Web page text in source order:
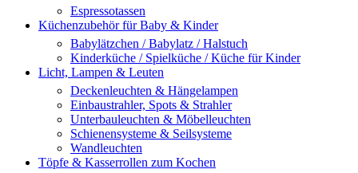
Espressotassen
Küchenzubehör für Baby & Kinder
Babylätzchen / Babylatz / Halstuch
Kinderküche / Spielküche / Küche für Kinder
Licht, Lampen & Leuten
Deckenleuchten & Hängelampen
Einbaustrahler, Spots & Strahler
Unterbauleuchten & Möbelleuchten
Schienensysteme & Seilsysteme
Wandleuchten
Töpfe & Kasserrollen zum Kochen